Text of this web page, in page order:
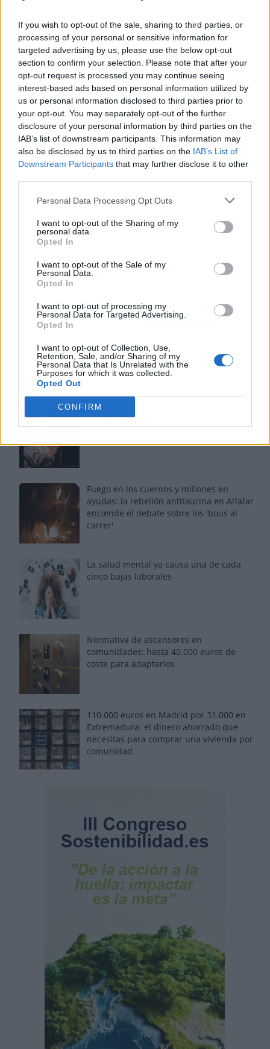
If you wish to opt-out of the sale, sharing to third parties, or
processing of your personal or sensitive information for
targeted advertising by us, please use the below opt-out
section to confirm your selection. Please note that after your
opt-out request is processed you may continue seeing
interest-based ads based on personal information utilized by
us or personal information disclosed to third parties prior to
your opt-out. You may separately opt-out of the further
disclosure of your personal information by third parties on the
IAB’s list of downstream participants. This information may
also be disclosed by us to third parties on the IAB’s List of
Downstream Participants that may further disclose it to other
Personal Data Processing Opt Outs
I want to opt-out of the Sharing of my
personal data.
Opted In
I want to opt-out of the Sale of my
Personal Data.
Opted In
I want to opt-out of processing my
Personal Data for Targeted Advertising.
Opted In
I want to opt-out of Collection, Use,
Retention, Sale, and/or Sharing of my
Personal Data that Is Unrelated with the
Purposes for which it was collected.
Opted Out
CONFIRM
Publicidad
Los más vistos
Tom Jones demuestra en Madrid que su
voz sigue desafiando implacable el paso
Fuego en los cuernos y millones en
ayudas: la rebelión antitaurina en Alfafar
enciende el debate sobre los 'bous al
carrer'
La salud mental ya causa una de cada
cinco bajas laborales
Normativa de ascensores en
comunidades: hasta 40.000 euros de
coste para adaptarlos
110.000 euros en Madrid por 31.000 en
Extremadura: el dinero ahorrado que
necesitas para comprar una vivienda por
comunidad